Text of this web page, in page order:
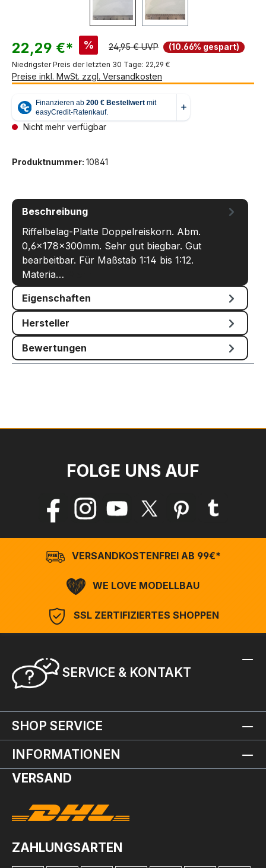
22,29 €* % 24,95 € UVP (10.66% gespart)
Niedrigster Preis der letzten 30 Tage: 22,29 €
Preise inkl. MwSt. zzgl. Versandkosten
Nicht mehr verfügbar
Produktnummer: 10841
Beschreibung
Riffelbelag-Platte Doppelreiskorn. Abm.
0,6x178x300mm. Sehr gut biegbar. Gut
bearbeitbar. Für Maßstab 1:14 bis 1:12.
Materia…
Eigenschaften
Hersteller
Bewertungen
FOLGE UNS AUF
VERSANDKOSTENFREI AB 99€*
WE LOVE MODELLBAU
SSL ZERTIFIZIERTES SHOPPEN
SERVICE & KONTAKT
SHOP SERVICE
INFORMATIONEN
VERSAND
ZAHLUNGSARTEN